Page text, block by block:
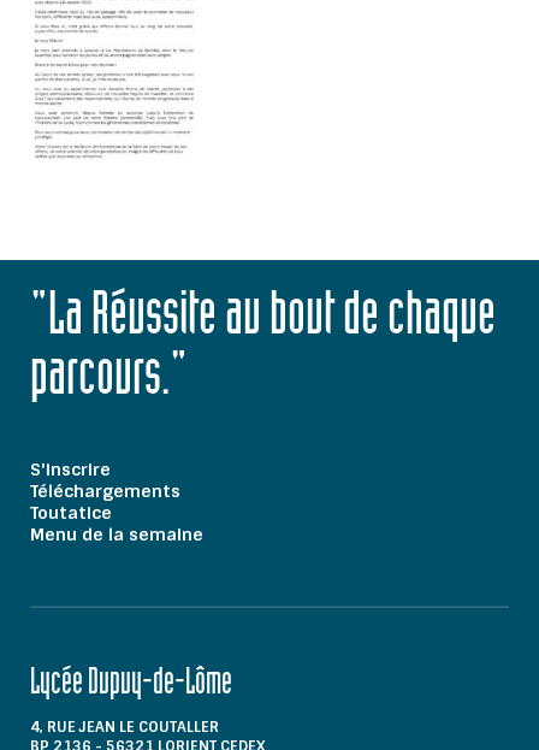
"La Réussite au bout de chaque
parcours."
S'inscrire
Téléchargements
Toutatice
Menu de la semaine
Lycée Dupuy-de-Lôme
4, RUE JEAN LE COUTALLER